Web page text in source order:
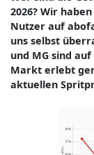
2026? Wir
Nutzer auf
uns selbst
und MG sind
Markt erlebt
aktuellen